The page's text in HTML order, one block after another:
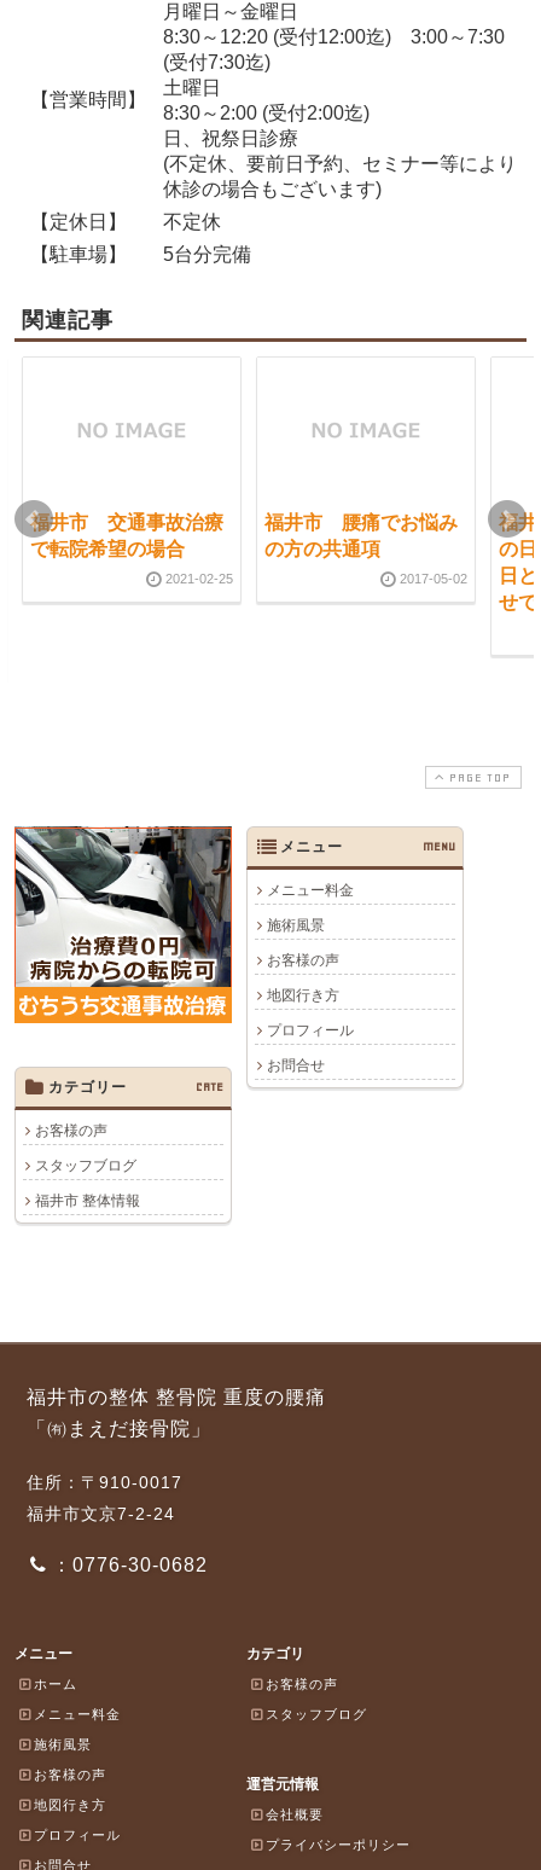
【営業時間】
月曜日～金曜日
8:30～12:20 (受付12:00迄) 3:00～7:30
(受付7:30迄)
土曜日
8:30～2:00 (受付2:00迄)
日、祝祭日診療
(不定休、要前日予約、セミナー等により
休診の場合もございます)
【定休日】
不定休
【駐車場】
5台分完備
関連記事
福井市 交通事故治療
で転院希望の場合
2021-02-25
福井市 腰痛でお悩み
の方の共通項
2017-05-02
福
の
日
せで
PAGE TOP
メニュー MENU
メニュー料金
施術風景
お客様の声
地図行き方
プロフィール
お問合せ
カテゴリー
CATE
お客様の声
スタッフブログ
福井市 整体情報
福井市の整体 整骨院 重度の腰痛
「㈲まえだ接骨院」
住所：〒910-0017
福井市文京7-2-24
：0776-30-0682
メニュー
ホーム
メニュー料金
施術風景
お客様の声
地図行き方
プロフィール
お問合せ
カテゴリ
お客様の声
スタッフブログ
運営元情報
会社概要
プライバシーポリシー